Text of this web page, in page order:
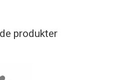
produkter